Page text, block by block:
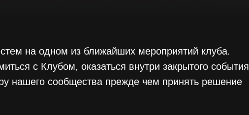
на одном из ближайших мероприятий клуба.
с Клубом, оказаться внутри закрытого события
нашего сообщества прежде чем принять решение